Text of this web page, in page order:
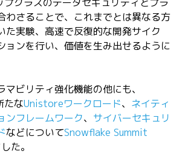
わさることで、これまでとは異なる方
た実験、高速で反復的な開発サイク
ョンを行い、価値を生み出せるように
マビリティ強化機能の他にも、
たなUnistoreワークロード、 ネイティ
ンフレームワーク、 サイバーセキュリ
などについてSnowflake Summit
た。